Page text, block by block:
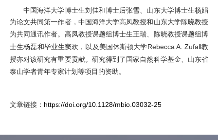
中国海洋大学博士生刘佳和博士后张雪、山东大学博士生杨娟
为论文共同第一作者，中国海洋大学高凤教授和山东大学陈晓教授
为共同通讯作者。 高凤教授课题组博士生王瑞、陈晓教授课题组博
士生杨磊和毕业生窦欢，以及美国休斯顿大学Rebecca A. Zufall教
授亦对该研究有重要贡献。 研究得到了国家自然科学基金、山东省
泰山学者青年专家计划等项目的资助。
文章链接： https://doi.org/10.1128/mbio.03032-25